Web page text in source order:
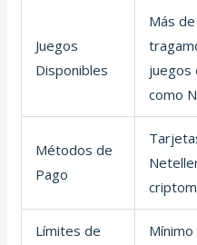
Juegos
Disponibles
Más
juegos
como
Métodos de
Pago
Límites de